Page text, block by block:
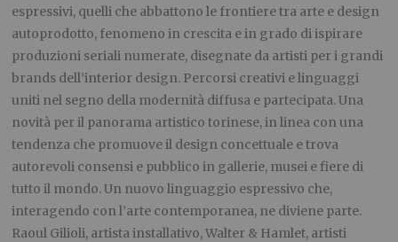
espressivi, quelli che abbattono le frontiere tra arte e design
autoprodotto, fenomeno in crescita e in grado di ispirare
produzioni seriali numerate, disegnate da artisti per i grandi
brands dell’interior design. Percorsi creativi e linguaggi
uniti nel segno della modernità diffusa e partecipata. Una
novità per il panorama artistico torinese, in linea con una
tendenza che promuove il design concettuale e trova
autorevoli consensi e pubblico in gallerie, musei e fiere di
tutto il mondo. Un nuovo linguaggio espressivo che,
interagendo con l’arte contemporanea, ne diviene parte.
Raoul Gilioli, artista installativo, Walter & Hamlet, artisti